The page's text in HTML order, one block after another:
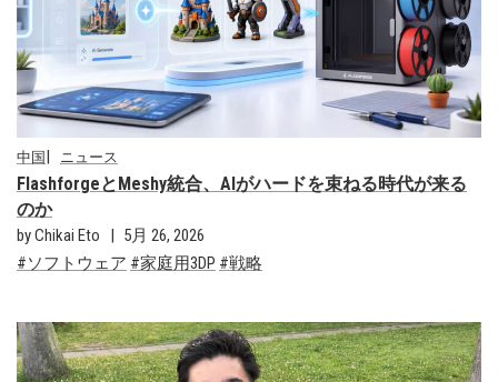
中国 ニュース
FlashforgeとMeshy統合、AIがハードを束ねる時代が来る
のか
by Chikai Eto
5月 26, 2026
ソフトウェア
家庭用3DP 戦略